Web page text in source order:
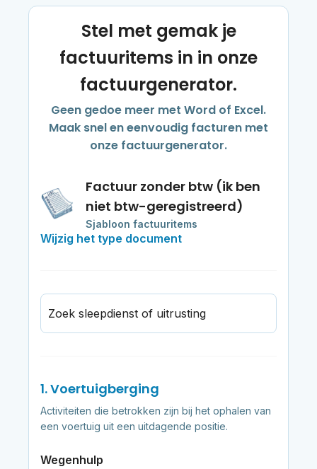
Stel met gemak je
factuuritems in in onze
factuurgenerator.
Geen gedoe meer met Word of Excel.
Maak snel en eenvoudig facturen met
onze factuurgenerator.
Factuur zonder btw (ik ben
niet btw-geregistreerd)
Sjabloon factuuritems
Wijzig het type document
Zoek sleepdienst of uitrusting
1. Voertuigberging
Activiteiten die betrokken zijn bij het ophalen van
een voertuig uit een uitdagende positie.
Wegenhulp